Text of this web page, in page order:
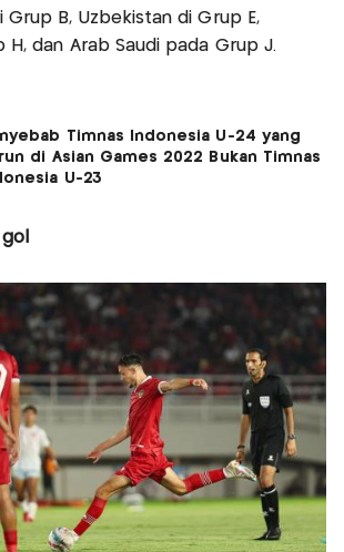
Grup B, Uzbekistan di Grup E,
H, dan Arab Saudi pada Grup J.
Timnas Indonesia U-24 yang
di Asian Games 2022 Bukan Timnas
U-23